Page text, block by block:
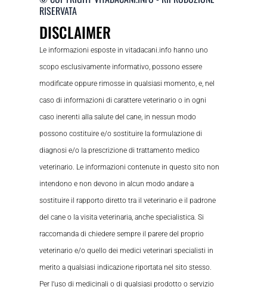
RISERVATA
DISCLAIMER
Le informazioni esposte in vitadacani.info hanno uno
scopo esclusivamente informativo, possono essere
modificate oppure rimosse in qualsiasi momento, e, nel
caso di informazioni di carattere veterinario o in ogni
caso inerenti alla salute del cane, in nessun modo
possono costituire e/o sostituire la formulazione di
diagnosi e/o la prescrizione di trattamento medico
veterinario. Le informazioni contenute in questo sito non
intendono e non devono in alcun modo andare a
sostituire il rapporto diretto tra il veterinario e il padrone
del cane o la visita veterinaria, anche specialistica. Si
raccomanda di chiedere sempre il parere del proprio
veterinario e/o quello dei medici veterinari specialisti in
merito a qualsiasi indicazione riportata nel sito stesso.
Per l’uso di medicinali o di qualsiasi prodotto o servizio